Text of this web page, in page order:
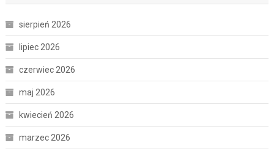
sierpień 2026
lipiec 2026
czerwiec 2026
maj 2026
kwiecień 2026
marzec 2026